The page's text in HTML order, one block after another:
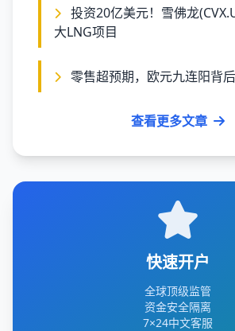
大LNG项目
零售超预期，欧元九连阳背
查看更多文章
快速开户
全球顶级监管
资金安全隔离
7×24中文客服